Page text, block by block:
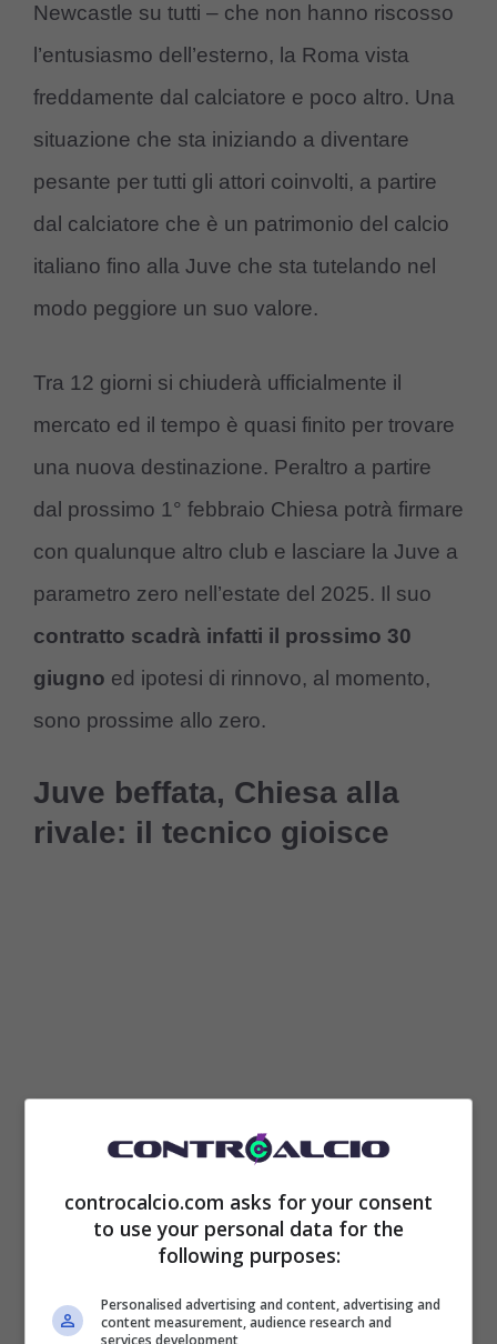
Newcastle su tutti – che non hanno riscosso
l’entusiasmo dell’esterno, la Roma vista
freddamente dal calciatore e poco altro. Una
situazione che sta iniziando a diventare
pesante per tutti gli attori coinvolti, a partire
dal calciatore che è un patrimonio del calcio
italiano fino alla Juve che sta tutelando nel
modo peggiore un suo valore.
Tra 12 giorni si chiuderà ufficialmente il
mercato ed il tempo è quasi finito per trovare
una nuova destinazione. Peraltro a partire
dal prossimo 1° febbraio Chiesa potrà firmare
con qualunque altro club e lasciare la Juve a
parametro zero nell’estate del 2025. Il suo
contratto scadrà infatti il prossimo 30
giugno ed ipotesi di rinnovo, al momento,
sono prossime allo zero.
Juve beffata, Chiesa alla
rivale: il tecnico gioisce
Una eventualità – la sua partenza a
parametro zero – che la Juve vorrebbe
scongiurare quasi ad ogni costo. Eppure la
clamorosa beffa potrebbe davvero arrivare,
controcalcio.com asks for your consent
to use your personal data for the
following purposes:
Personalised advertising and content, advertising and
content measurement, audience research and
services development